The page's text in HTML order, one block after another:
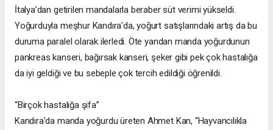
İtalya’dan getirilen mandalarla beraber süt verimi yükseldi.
Yoğurduyla meşhur Kandıra’da, yoğurt satışlarındaki artış da bu
duruma paralel olarak ilerledi. Öte yandan manda yoğurdunun
pankreas kanseri, bağırsak kanseri, şeker gibi pek çok hastalığa
da iyi geldiği ve bu sebeple çok tercih edildiği öğrenildi.
“Birçok hastalığa şifa”
Kandıra’da manda yoğurdu üreten Ahmet Kan, “Hayvancılıkla